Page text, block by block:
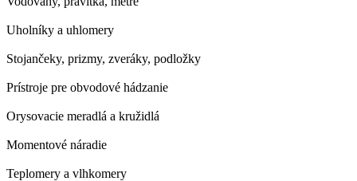
Uholníky a uhlomery
Stojančeky, prizmy, zveráky, podložky
Prístroje pre obvodové hádzanie
Orysovacie meradlá a kružidlá
Momentové náradie
Teplomery a vlhkomery